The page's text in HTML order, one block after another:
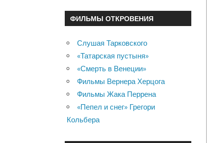
ФИЛЬМЫ ОТКРОВЕНИЯ
Слушая Тарковского
«Татарская пустыня»
«Смерть в Венеции»
Фильмы Вернера Херцога
Фильмы Жака Перрена
«Пепел и снег» Грегори
Кольбера